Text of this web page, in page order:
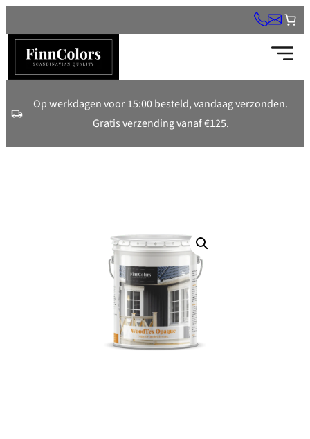
naar
inhoud
Op werkdagen voor 15:00 besteld, vandaag verzonden.
Gratis verzending vanaf €125.